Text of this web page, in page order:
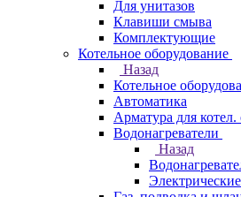
Для унитазов
Клавиши смыва
Комплектующие
Котельное оборудование
Назад
Котельное
Автоматика
Арматура для
Водонагреватели
Назад
Электрические